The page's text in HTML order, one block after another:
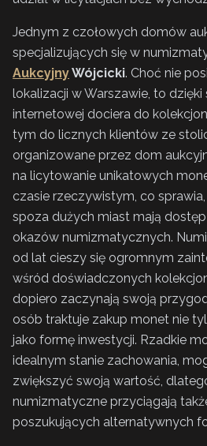
Jednym z czołowych domów
specjalizujących się w
AukcyjnyWójcicki. Choć nie
lokalizacji w Warszawie, to
internetowej dociera do
tym do licznych klientów ze
organizowane przez dom
na licytowanie unikatowych
czasie rzeczywistym, co
spoza dużych miast mają
okazów numizmatycznych.
od lat cieszy się ogromnym
wśród doświadczonych
dopiero zaczynają swoją
osób traktuje zakup monet nie
jako formę inwestycji. Rzadkie
idealnym stanie zachowania,
zwiększyć swoją wartość,
numizmatyczne przyciągają
poszukujących alternatywnych